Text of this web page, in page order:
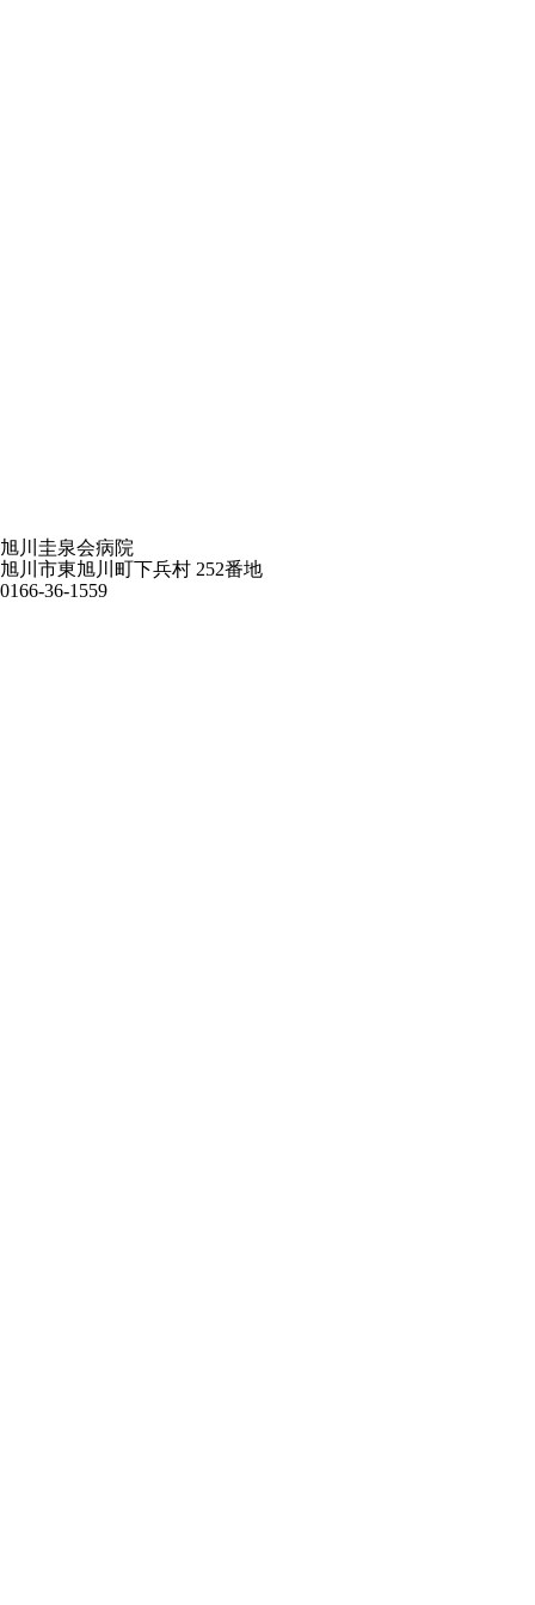
旭川圭泉会病院
旭川市東旭川町下兵村 252番地
0166-36-1559